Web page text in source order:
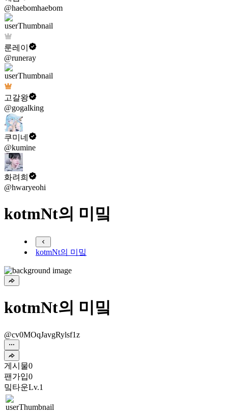
@haebomhaebom
룬레이
@runeray
고갈왕
@gogalking
쿠미네
@kumine
화려희
@hwaryeohi
kotmNt의 미밐
kotmNt의 미밐
kotmNt의 미밐
@cv0MOqJavgRylsf1z
게시물0
팬가입0
밐타운Lv.1